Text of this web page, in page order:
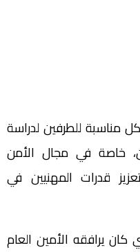
مناسبة للطرفين لدراسة
خاصة في مجال الأمن
قدرات المهنيين في
كان يرافقه الأمين العام